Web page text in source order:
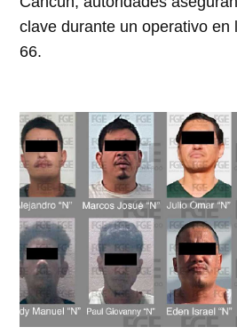
clave durante un operativo en
66.